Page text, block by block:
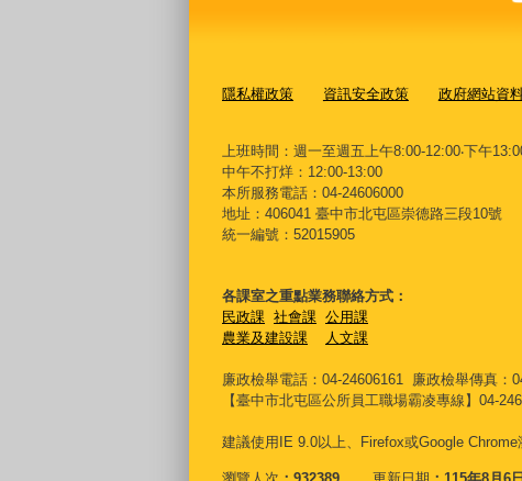
隱私權政策 資訊安全政策 政府網站資
上班時間：週一至週五上午8:00-12:00‧下午
中午不打烊：12:00-13:00
本所服務電話：04-24606000
地址：406041 臺中市北屯區崇德路三段10號
統一編號：52015905
各課室之重點業務聯絡方式：
民政課 社會課 公用課
農業及建設課
人文課
廉政檢舉電話：04-24606161 廉政檢舉傳真：
【臺中市北屯區公所員工職場霸凌專線】04-
建議使用IE 9.0以上、Firefox或Google